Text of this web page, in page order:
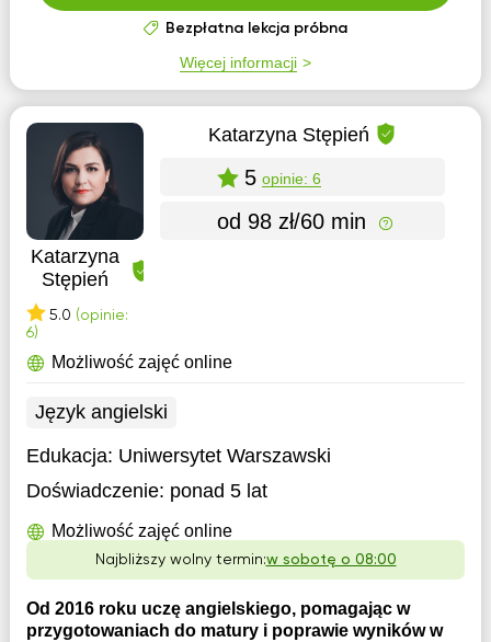
Bezpłatna lekcja próbna
Więcej informacji
Katarzyna
Stępień
5.0 (opinie:
6)
Katarzyna Stępień
5 opinie: 6
od 98 zł/60 min
Możliwość zajęć online
Język angielski
Edukacja: Uniwersytet Warszawski
Doświadczenie: ponad 5 lat
Możliwość zajęć online
Najbliższy wolny termin:w sobotę o 08:00
Od 2016 roku uczę angielskiego, pomagając w
przygotowaniach do matury i poprawie wyników w